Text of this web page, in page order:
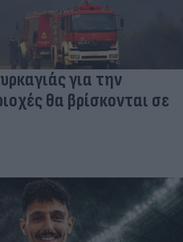
για την
θα βρίσκονται σε